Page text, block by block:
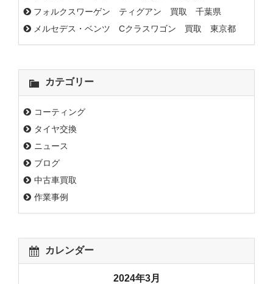
フォルクスワーゲン ティグアン 買取 千葉県
メルセデス・ベンツ Cクラスワゴン 買取 東京都
カテゴリー
コーティング
タイヤ交換
ニュース
ブログ
中古車買取
作業事例
カレンダー
2024年3月